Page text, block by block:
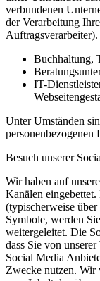
verbundenen
der Verarbeitung
Buchhaltung,
IT-
Unter Umständen
personenbezogenen
Besuch unserer
Wir haben auf
Kanälen
(typischerweise
Symbole, werden
weitergeleitet. Die
dass Sie von
Social Media
Zwecke nutzen. Wir